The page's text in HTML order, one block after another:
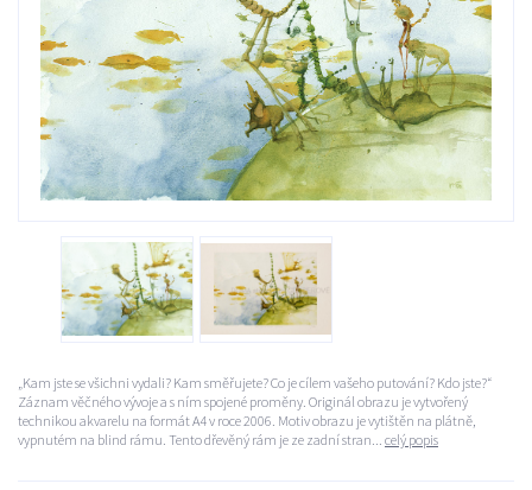
„Kam jste se všichni vydali? Kam směřujete? Co je cílem vašeho putování? Kdo jste?“
Záznam věčného vývoje a s ním spojené proměny. Originál obrazu je vytvořený
technikou akvarelu na formát A4 v roce 2006. Motiv obrazu je vytištěn na plátně,
vypnutém na blind rámu. Tento dřevěný rám je ze zadní stran... celý popis